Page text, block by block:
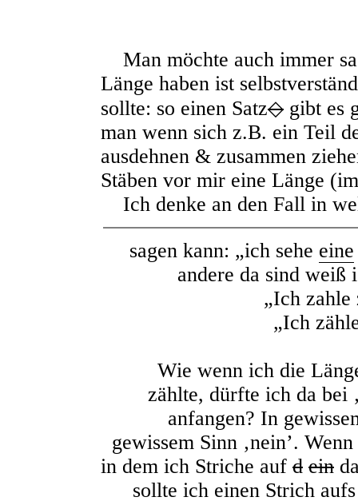
Man möchte auch immer
Länge haben ist
sollte: so einen Satz◇ gibt es
man wenn sich z.B. ein Teil
ausdehnen & zusammen
Stäben vor mir eine Länge
Ich denke an den Fall in
sagen kann: „ich sehe eine
andere da sind weiß
„Ich zahle
„Ich
Wie wenn ich die
zählte, dürfte ich da bei
anfangen? In
gewissem Sinn ‚nein’.
in dem ich Striche auf d ein
sollte ich einen Strich